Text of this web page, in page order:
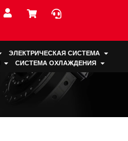
ЭЛЕКТРИЧЕСКАЯ СИСТЕМА
СИСТЕМА ОХЛАЖДЕНИЯ